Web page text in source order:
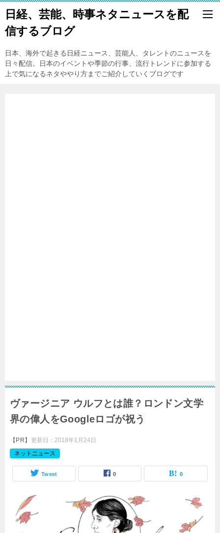
日経、芸能、時事ネタニュースを配
信するブログ
日本、海外で起きる日経ニュース、芸能人、タレントのニュースを
日々配信。日本のイベントや季節の行事、流行トレンドに参加する
上で気になるネタややり方までご紹介していくブログです
ヴァージニア ウルフとは誰？ロンドン文学
界の偉人をGoogleロゴが祝う
【PR】 更新日： 2018年1月24日
ネットニュース
Tweet 0 0